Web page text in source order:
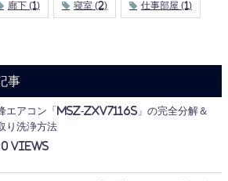
廊下 (1) 寝室 (2) 仕事部屋 (1)
事
エアコン「MSZ-ZXV7116S」の完全分解＆
り洗浄方法